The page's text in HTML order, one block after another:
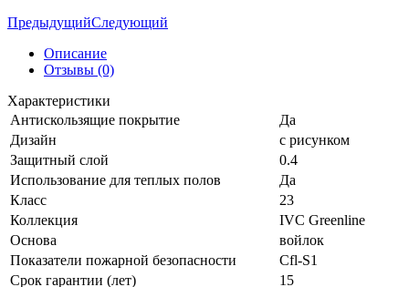
ПредыдущийСледующий
Описание
Отзывы (0)
Характеристики
Антискользящие покрытие
Да
Дизайн
с рисунком
Защитный слой
0.4
Использование для теплых полов
Да
Класс
23
Коллекция
IVC Greenline
Основа
войлок
Показатели пожарной безопасности
Cfl-S1
Срок гарантии (лет)
15